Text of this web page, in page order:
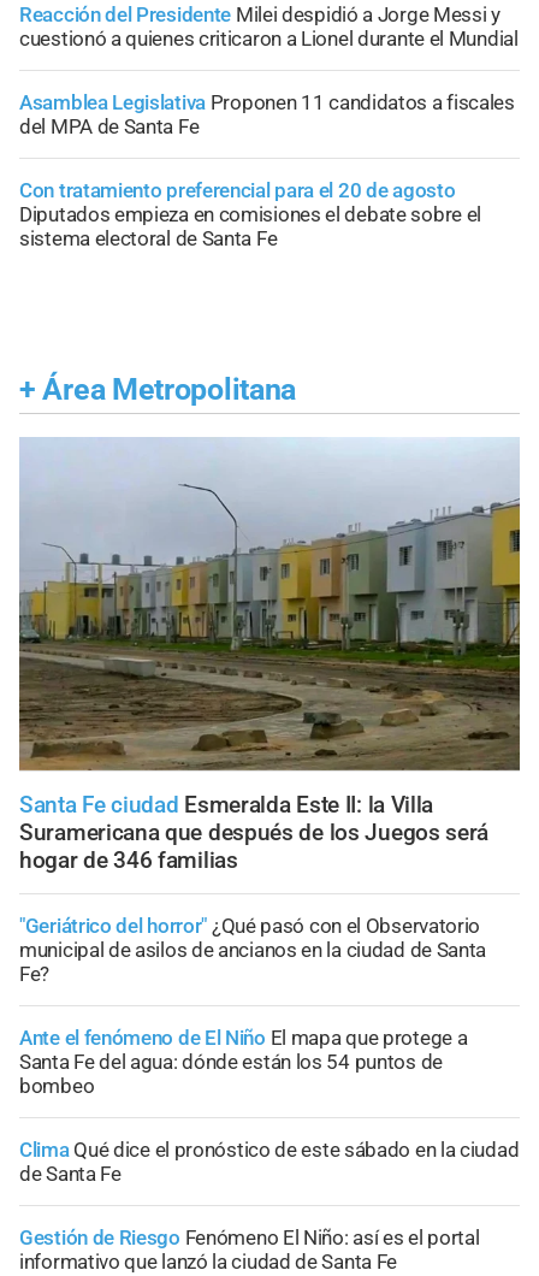
Reacción del Presidente Milei despidió a Jorge Messi y
cuestionó a quienes criticaron a Lionel durante el Mundial
Asamblea Legislativa Proponen 11 candidatos a fiscales
del MPA de Santa Fe
Con tratamiento preferencial para el 20 de agosto
Diputados empieza en comisiones el debate sobre el
sistema electoral de Santa Fe
+ Área Metropolitana
Santa Fe ciudad Esmeralda Este II: la Villa
Suramericana que después de los Juegos será
hogar de 346 familias
"Geriátrico del horror" ¿Qué pasó con el Observatorio
municipal de asilos de ancianos en la ciudad de Santa
Fe?
Ante el fenómeno de El Niño El mapa que protege a
Santa Fe del agua: dónde están los 54 puntos de
bombeo
Clima Qué dice el pronóstico de este sábado en la ciudad
de Santa Fe
Gestión de Riesgo Fenómeno El Niño: así es el portal
informativo que lanzó la ciudad de Santa Fe